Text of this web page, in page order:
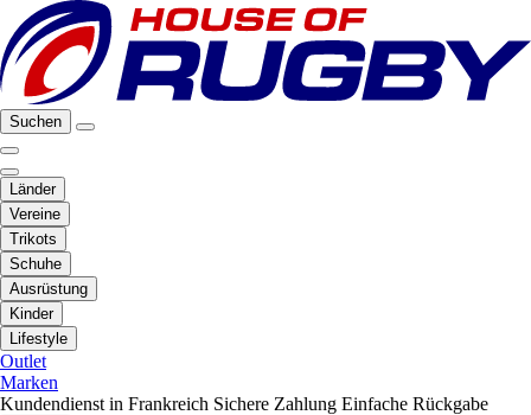
Suchen
Länder
Vereine
Trikots
Schuhe
Ausrüstung
Kinder
Lifestyle
Outlet
Marken
Kundendienst in Frankreich Sichere Zahlung Einfache Rückgabe